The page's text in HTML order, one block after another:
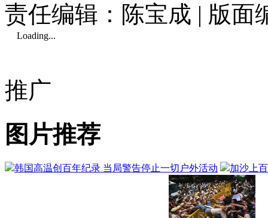
责任编辑：陈宝成 | 版面
Loading...
推广
图片推荐
韩国高温创百年纪录 当局警告停止一切户外活动 加沙上